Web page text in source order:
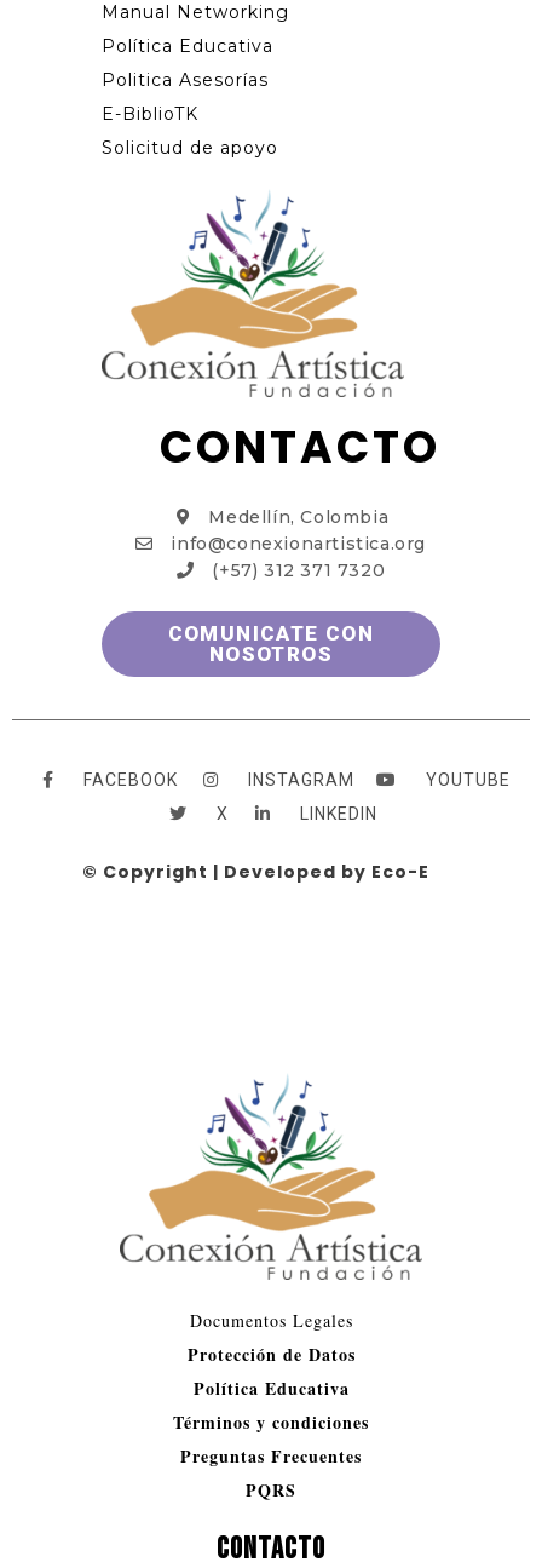
Manual Networking
Política Educativa
Politica Asesorías
E-BiblioTK
Solicitud de apoyo
CONTACTO
Medellín, Colombia
info@conexionartistica.org
(+57) 312 371 7320
COMUNICATE CON
NOSOTROS
FACEBOOK INSTAGRAM
YOUTUBE
X
LINKEDIN
© Copyright | Developed by Eco-E
Documentos Legales​
Protección de Datos
Política Educativa
Términos y condiciones
Preguntas Frecuentes
PQRS
CONTACTO